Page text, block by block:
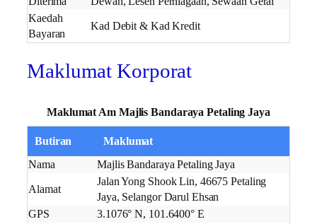
Kaedah
Bayaran
Kad Debit & Kad Kredit
Maklumat Korporat
Maklumat Am Majlis Bandaraya Petaling Jaya
Butiran
Maklumat
Nama
Majlis Bandaraya Petaling Jaya
Alamat
Jalan Yong Shook Lin, 46675 Petaling
Jaya, Selangor Darul Ehsan
GPS
3.1076° N, 101.6400° E